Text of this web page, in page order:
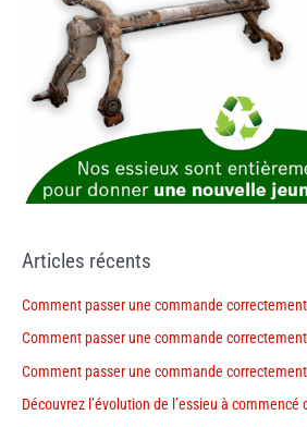
Articles récents
Comment passer une commande
Comment passer une commande correctement
Comment passer une commande
Découvrez l’évolution de l’essieu à commencé